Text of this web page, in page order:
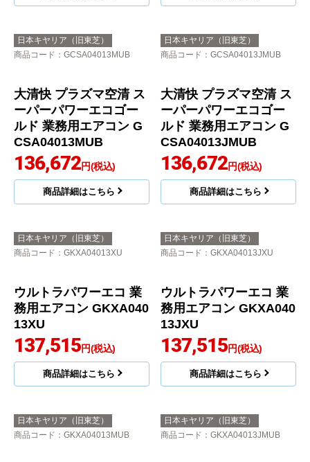
日本キヤリア（旧東芝）
商品コード ：GCSA04013MUB
ーパーパワーエコゴー
ルド 業務用エアコン G
CSA04013MUB
136,672円(税込)
商品詳細はこちら
日本キヤリア（旧東芝）
商品コード ：GCSA04013JMUB
ーパーパワーエコゴー
ルド 業務用エアコン G
CSA04013JMUB
136,672円(税込)
商品詳細はこちら
日本キヤリア（旧東芝）
商品コード：GKXA04013XU
日本キヤリア（旧東芝）
商品コード：GKXA04013JXU